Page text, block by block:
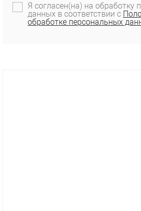
Я согласен(на) на обработку
данных в соответствии с
обработке персональных